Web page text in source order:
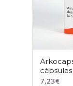
cápsulas
7,23€